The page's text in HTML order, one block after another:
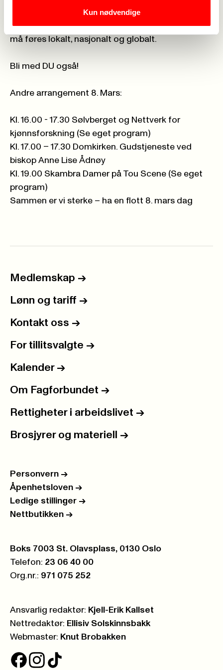
Kun nødvendige
Kampen mot all kvinneundertrykking – for full
kvinnefrigjøring
må føres lokalt, nasjonalt og globalt.
Bli med DU også!
Andre arrangement 8. Mars:
Kl. 16.00 - 17.30 Sølvberget og Nettverk for
kjønnsforskning (Se eget program)
Kl. 17.00 – 17.30 Domkirken. Gudstjeneste ved
biskop Anne Lise Ådnøy
Kl. 19.00 Skambra Damer på Tou Scene (Se eget
program)
Sammen er vi sterke – ha en flott 8. mars dag
Medlemskap ->
Lønn og tariff ->
Kontakt oss ->
For tillitsvalgte ->
Kalender ->
Om Fagforbundet ->
Rettigheter i arbeidslivet ->
Brosjyrer og materiell ->
Personvern ->
Åpenhetsloven ->
Ledige stillinger ->
Nettbutikken ->
Postboks:
Boks 7003 St. Olavsplass, 0130 Oslo
Telefon: 23 06 40 00
Org.nr.: 971 075 252
Ansvarlig redaktør: Kjell-Erik Kallset
Nettredaktør: Ellisiv Solskinnsbakk
Webmaster: Knut Brobakken